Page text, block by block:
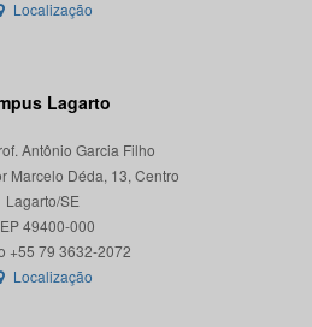
Localização
Lagarto
Antônio Garcia Filho
Marcelo Déda, 13, Centro
Lagarto/SE
49400-000
Localização